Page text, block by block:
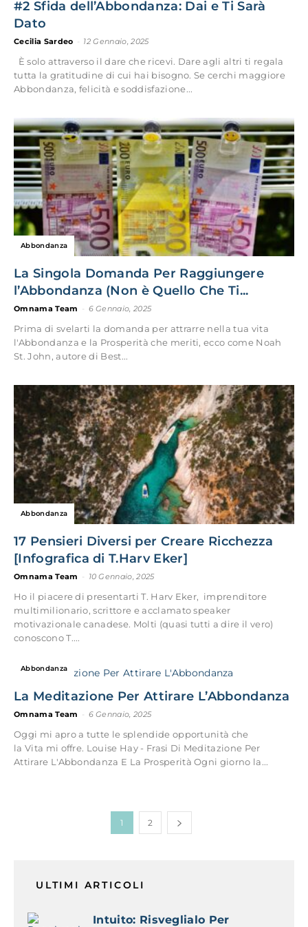
#2 Sfida dell’Abbondanza: Dai e Ti Sarà
Dato
Cecilia Sardeo 12 Gennaio, 2025
È solo attraverso il dare che ricevi. Dare agli altri ti regala
tutta la gratitudine di cui hai bisogno. Se cerchi maggiore
Abbondanza, felicità e soddisfazione...
Abbondanza
La Singola Domanda Per Raggiungere
l’Abbondanza (Non è Quello Che Ti...
Omnama Team 6 Gennaio, 2025
Prima di svelarti la domanda per attrarre nella tua vita
l'Abbondanza e la Prosperità che meriti, ecco come Noah
St. John, autore di Best...
Abbondanza
17 Pensieri Diversi per Creare Ricchezza
[Infografica di T.Harv Eker]
Omnama Team 10 Gennaio, 2025
Ho il piacere di presentarti T. Harv Eker, imprenditore
multimilionario, scrittore e acclamato speaker
motivazionale canadese. Molti (quasi tutti a dire il vero)
conoscono T....
Abbondanza
La Meditazione Per Attirare L’Abbondanza
Omnama Team 6 Gennaio, 2025
Oggi mi apro a tutte le splendide opportunità che
la Vita mi offre. Louise Hay - Frasi Di Meditazione Per
Attirare L'Abbondanza E La Prosperità Ogni giorno la...
1 2
ULTIMI ARTICOLI
Intuito: Risveglialo Per